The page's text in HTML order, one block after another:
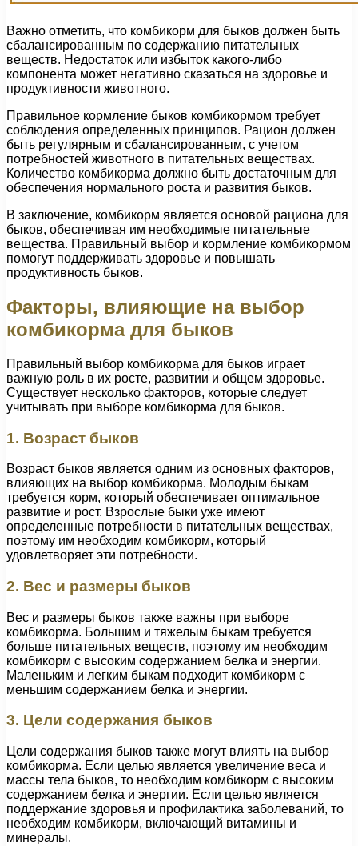
Важно отметить, что комбикорм для быков должен быть
сбалансированным по содержанию питательных
веществ. Недостаток или избыток какого-либо
компонента может негативно сказаться на здоровье и
продуктивности животного.
Правильное кормление быков комбикормом требует
соблюдения определенных принципов. Рацион должен
быть регулярным и сбалансированным, с учетом
потребностей животного в питательных веществах.
Количество комбикорма должно быть достаточным для
обеспечения нормального роста и развития быков.
В заключение, комбикорм является основой рациона для
быков, обеспечивая им необходимые питательные
вещества. Правильный выбор и кормление комбикормом
помогут поддерживать здоровье и повышать
продуктивность быков.
Факторы, влияющие на выбор
комбикорма для быков
Правильный выбор комбикорма для быков играет
важную роль в их росте, развитии и общем здоровье.
Существует несколько факторов, которые следует
учитывать при выборе комбикорма для быков.
1. Возраст быков
Возраст быков является одним из основных факторов,
влияющих на выбор комбикорма. Молодым быкам
требуется корм, который обеспечивает оптимальное
развитие и рост. Взрослые быки уже имеют
определенные потребности в питательных веществах,
поэтому им необходим комбикорм, который
удовлетворяет эти потребности.
2. Вес и размеры быков
Вес и размеры быков также важны при выборе
комбикорма. Большим и тяжелым быкам требуется
больше питательных веществ, поэтому им необходим
комбикорм с высоким содержанием белка и энергии.
Маленьким и легким быкам подходит комбикорм с
меньшим содержанием белка и энергии.
3. Цели содержания быков
Цели содержания быков также могут влиять на выбор
комбикорма. Если целью является увеличение веса и
массы тела быков, то необходим комбикорм с высоким
содержанием белка и энергии. Если целью является
поддержание здоровья и профилактика заболеваний, то
необходим комбикорм, включающий витамины и
минералы.